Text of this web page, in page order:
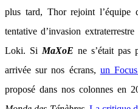
plus tard, Thor rejoint l’équipe
tentative d’invasion
Loki. Si MaXoE ne s’était pas
arrivée sur nos écrans, un
proposé dans nos colonnes en